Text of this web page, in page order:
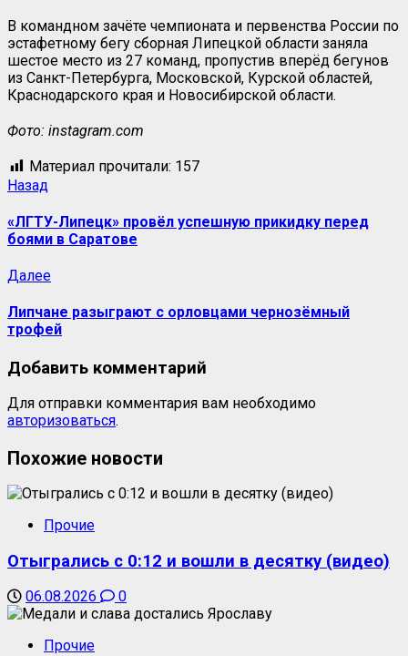
В командном зачёте чемпионата и первенства России по
эстафетному бегу сборная Липецкой области заняла
шестое место из 27 команд, пропустив вперёд бегунов
из Санкт-Петербурга, Московской, Курской областей,
Краснодарского края и Новосибирской области.
Фото: instagram.com
Материал прочитали: 157
Назад
«ЛГТУ-Липецк» провёл успешную прикидку перед
боями в Саратове
Далее
Липчане разыграют с орловцами чернозёмный
трофей
Добавить комментарий
Для отправки комментария вам необходимо
авторизоваться.
Похожие новости
Прочие
Отыгрались с 0:12 и вошли в десятку (видео)
06.08.2026 0
Прочие